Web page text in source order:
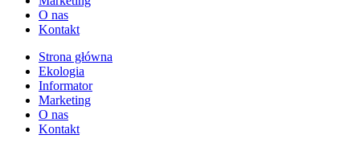
O nas
Kontakt
Strona główna
Ekologia
Informator
Marketing
O nas
Kontakt